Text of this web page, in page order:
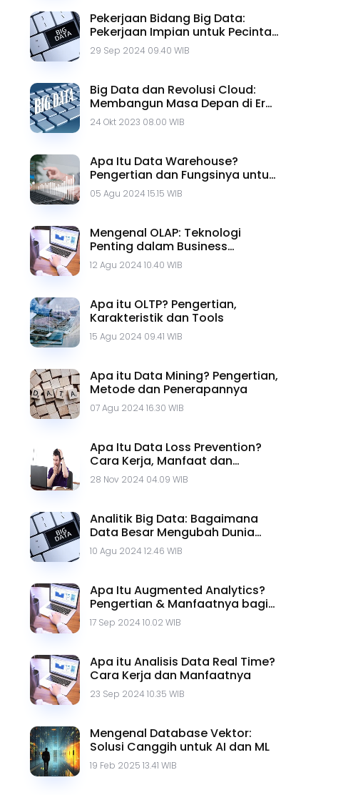
Pekerjaan Bidang Big Data:
Pekerjaan Impian untuk Pecinta
Data
29 Sep 2024 09.40 WIB
Big Data dan Revolusi Cloud:
Membangun Masa Depan di Era
Digital
24 Okt 2023 08.00 WIB
Apa Itu Data Warehouse?
Pengertian dan Fungsinya untuk
Perusahaan
05 Agu 2024 15.15 WIB
Mengenal OLAP: Teknologi
Penting dalam Business
Intelligence
12 Agu 2024 10.40 WIB
Apa itu OLTP? Pengertian,
Karakteristik dan Tools
15 Agu 2024 09.41 WIB
Apa itu Data Mining? Pengertian,
Metode dan Penerapannya
07 Agu 2024 16.30 WIB
Apa Itu Data Loss Prevention?
Cara Kerja, Manfaat dan
Jenisnya
28 Nov 2024 04.09 WIB
Analitik Big Data: Bagaimana
Data Besar Mengubah Dunia
Bisnis
10 Agu 2024 12.46 WIB
Apa Itu Augmented Analytics?
Pengertian & Manfaatnya bagi
Bisnis
17 Sep 2024 10.02 WIB
Apa itu Analisis Data Real Time?
Cara Kerja dan Manfaatnya
23 Sep 2024 10.35 WIB
Mengenal Database Vektor:
Solusi Canggih untuk AI dan ML
19 Feb 2025 13.41 WIB